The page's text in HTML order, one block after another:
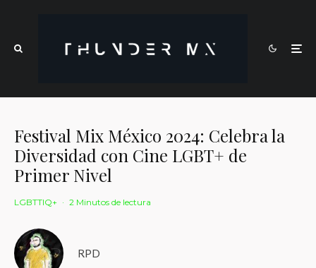
Festival Mix México 2024: Celebra la
Diversidad con Cine LGBT+ de
Primer Nivel
LGBTTIQ+ · 2 Minutos de lectura
RPD